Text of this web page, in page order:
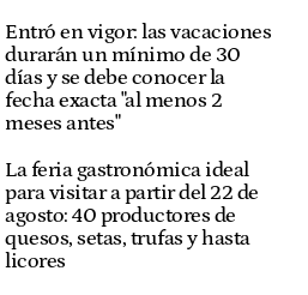
Entró en vigor: las vacaciones
durarán un mínimo de 30
días y se debe conocer la
fecha exacta "al menos 2
meses antes"
La feria gastronómica ideal
para visitar a partir del 22 de
agosto: 40 productores de
quesos, setas, trufas y hasta
licores